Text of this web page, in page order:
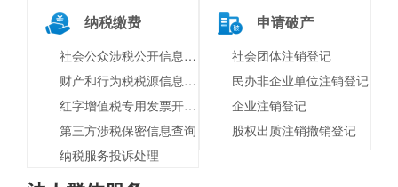
纳税缴费
社会公众涉税公开信息查询
财产和行为税税源信息报告
红字增值税专用发票开具申请
第三方涉税保密信息查询
纳税服务投诉处理
申请破产
社会团体注销登记
民办非企业单位注销登记
企业注销登记
股权出质注销撤销登记